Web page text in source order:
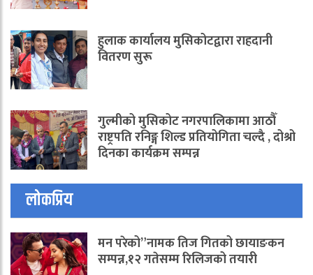
हुलाक कार्यालय मुसिकोटद्वारा राहदानी
वितरण सुरू
गुल्मीको मुसिकोट नगरपालिकामा आठौँ
राष्ट्रपति रनिङ्ग शिल्ड प्रतियोगिता चल्दै , दोश्रो
दिनका कार्यक्रम सम्पन्न
लोकप्रिय
मन परेको”नामक तिज गितको छायाङकन
सम्पन्न,१२ गतेसम्म रिलिजको तयारी